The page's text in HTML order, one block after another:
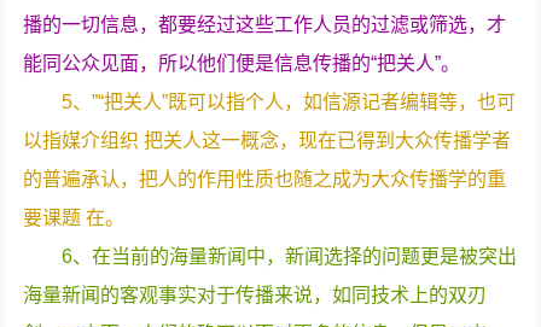
播的一切信息，都要经过这些工作人员的过滤或筛选，才
能同公众见面，所以他们便是信息传播的“把关人”。
5、”“把关人”既可以指个人，如信源记者编辑等，也可
以指媒介组织 把关人这一概念，现在已得到大众传播学者
的普遍承认，把人的作用性质也随之成为大众传播学的重
要课题 在。
6、在当前的海量新闻中，新闻选择的问题更是被突出
海量新闻的客观事实对于传播来说，如同技术上的双刃